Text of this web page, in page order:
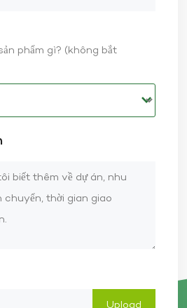
phẩm gì? (không bắt